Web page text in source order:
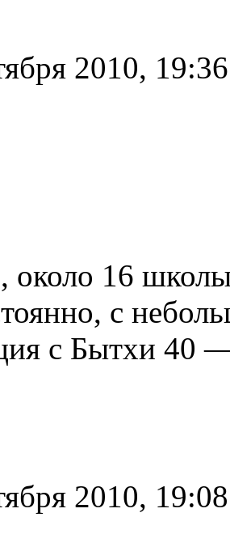
2010, 19:36
16 школы
с
с Бытхи 40
2010, 19:08